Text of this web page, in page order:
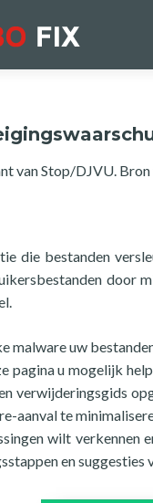
van Stop/DJVU.
die bestanden
door
malware uw
pagina u mogelijk
verwijderingsgids
aanval te
wilt verkennen
en suggesties